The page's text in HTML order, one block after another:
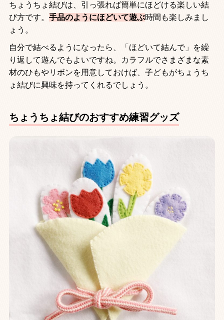
ちょうちょ結びは、引っ張れば簡単にほどける楽しい結
び方です。 手品のようにほどいて遊ぶ時間も楽しみまし
ょう。
自分で結べるようになったら、「ほどいて結んで」を繰
り返して遊んでもよいですね。カラフルでさまざまな素
材のひもやリボンを用意しておけば、子どもがちょうち
ょ結びに興味を持ってくれるでしょう。
ちょうちょ結びのおすすめ練習グッズ